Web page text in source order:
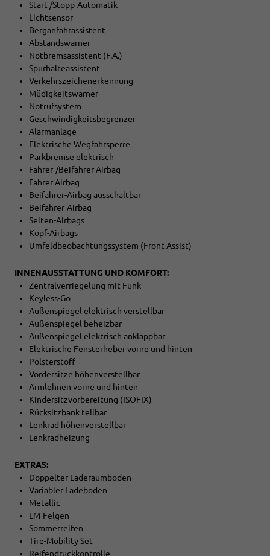
Start-/Stopp-Automatik
Lichtsensor
Berganfahrassistent
Abstandswarner
Notbremsassistent (F.A.)
Spurhalteassistent
Verkehrszeichenerkennung
Müdigkeitswarner
Notrufsystem
Geschwindigkeitsbegrenzer
Alarmanlage
Elektrische Wegfahrsperre
Parkbremse elektrisch
Fahrer-/Beifahrer Airbag
Fahrer Airbag
Beifahrer-Airbag ausschaltbar
Beifahrer-Airbag
Seiten-Airbags
Kopf-Airbags
Umfeldbeobachtungssystem (Front Assist)
INNENAUSSTATTUNG UND KOMFORT:
Zentralverriegelung mit Funk
Keyless-Go
Außenspiegel elektrisch verstellbar
Außenspiegel beheizbar
Außenspiegel elektrisch anklappbar
Elektrische Fensterheber vorne und hinten
Polsterstoff
Vordersitze höhenverstellbar
Armlehnen vorne und hinten
Kindersitzvorbereitung (ISOFIX)
Rücksitzbank teilbar
Lenkrad höhenverstellbar
Lenkradheizung
EXTRAS:
Doppelter Laderaumboden
Variabler Ladeboden
Metallic
LM-Felgen
Sommerreifen
Tire-Mobility Set
Reifendruckkontrolle